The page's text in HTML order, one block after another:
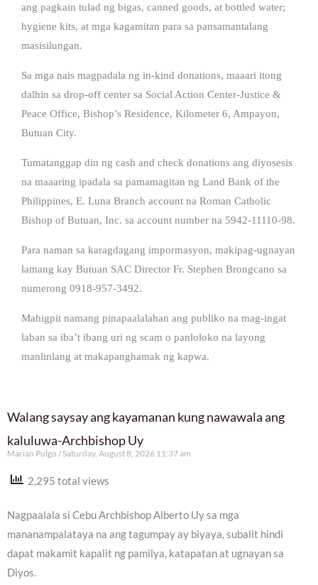
ang pagkain tulad ng bigas, canned goods, at bottled water;
hygiene kits, at mga kagamitan para sa pansamantalang
masisilungan.
Sa mga nais magpadala ng in-kind donations, maaari itong
dalhin sa drop-off center sa Social Action Center-Justice &
Peace Office, Bishop’s Residence, Kilometer 6, Ampayon,
Butuan City.
Tumatanggap din ng cash and check donations ang diyosesis
na maaaring ipadala sa pamamagitan ng Land Bank of the
Philippines, E. Luna Branch account na Roman Catholic
Bishop of Butuan, Inc. sa account number na 5942-11110-98.
Para naman sa karagdagang impormasyon, makipag-ugnayan
lamang kay Butuan SAC Director Fr. Stephen Brongcano sa
numerong 0918-957-3492.
Mahigpit namang pinapaalalahan ang publiko na mag-ingat
laban sa iba’t ibang uri ng scam o panloloko na layong
manlinlang at makapanghamak ng kapwa.
Walang saysay ang kayamanan kung nawawala ang
kaluluwa-Archbishop Uy
Marian Pulgo Saturday, August 8, 2026 11:37 am
2,295 total views
Nagpaalala si Cebu Archbishop Alberto Uy sa mga
mananampalataya na ang tagumpay ay biyaya, subalit hindi
dapat makamit kapalit ng pamilya, katapatan at ugnayan sa
Diyos.